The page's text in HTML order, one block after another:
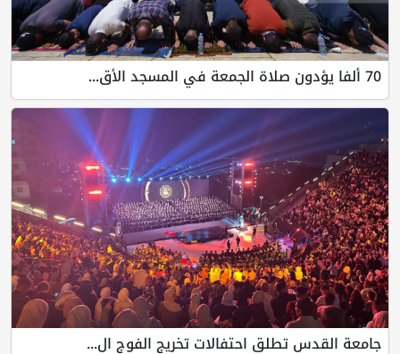
70 ألفا يؤدون صلاة الجمعة في المسجد الأق...
جامعة القدس تطلق احتفالات تخريج الفوج ال...